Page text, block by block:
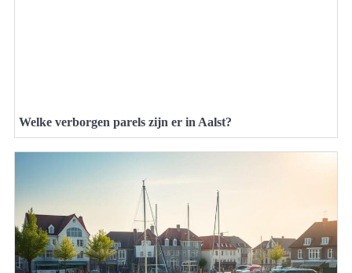
Welke verborgen parels zijn er in Aalst?